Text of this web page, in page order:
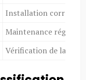
Installation correcte
Maintenance
Vérification de la